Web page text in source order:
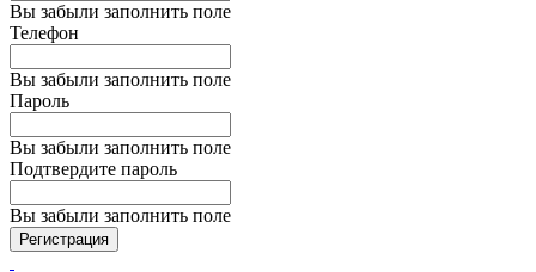
Вы забыли заполнить поле
Телефон
Вы забыли заполнить поле
Пароль
Вы забыли заполнить поле
Подтвердите пароль
Вы забыли заполнить поле
Регистрация